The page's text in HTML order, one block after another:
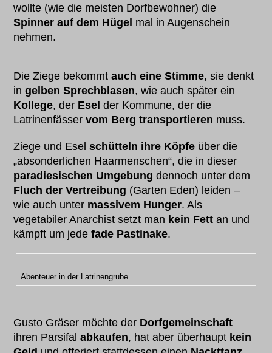
wollte (wie die meisten Dorfbewohner) die
Spinner auf dem Hügel mal in Augenschein
nehmen.
Die Ziege bekommtauch eine Stimme, sie denkt
ingelben Sprechblasen, wie auch später ein
Kollege, der Esel der Kommune, der die
Latrinenfässervom Berg transportieren muss.
Ziege und Eselschütteln ihre Köpfe über die
„absonderlichen Haarmenschen“, die in dieser
paradiesischen Umgebung dennoch unter dem
Fluch der Vertreibung (Garten Eden) leiden –
wie auch unter massivem Hunger. Als
vegetabiler Anarchist setzt man kein Fett an und
kämpft um jedefade Pastinake.
Abenteuer in der Latrinengrube.
Gusto Gräser möchte der Dorfgemeinschaft
ihren Parsifalabkaufen, hat aber überhaupt kein